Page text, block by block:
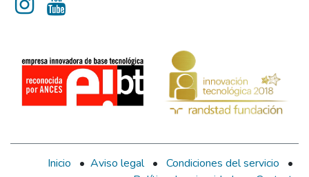
Inicio • Aviso legal • Condiciones del servicio
•